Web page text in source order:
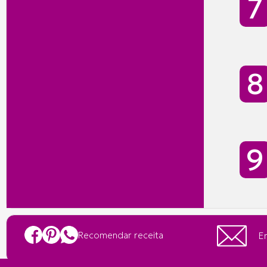
Recomendar receita